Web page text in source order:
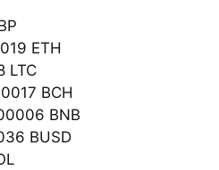
ETH
LTC
BCH
BNB
BUSD